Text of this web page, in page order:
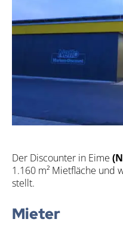
Der Dis­coun­ter in Eime
1.160 m² Miet­flä­che und
stellt.
Mie­ter